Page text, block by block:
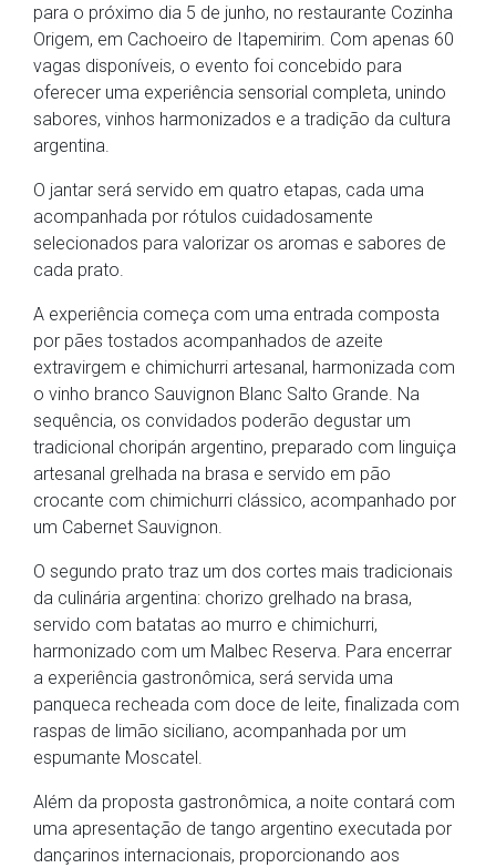
para o próximo dia 5 de junho, no restaurante Cozinha
Origem, em Cachoeiro de Itapemirim. Com apenas 60
vagas disponíveis, o evento foi concebido para
oferecer uma experiência sensorial completa, unindo
sabores, vinhos harmonizados e a tradição da cultura
argentina.
O jantar será servido em quatro etapas, cada uma
acompanhada por rótulos cuidadosamente
selecionados para valorizar os aromas e sabores de
cada prato.
A experiência começa com uma entrada composta
por pães tostados acompanhados de azeite
extravirgem e chimichurri artesanal, harmonizada com
o vinho branco Sauvignon Blanc Salto Grande. Na
sequência, os convidados poderão degustar um
tradicional choripán argentino, preparado com linguiça
artesanal grelhada na brasa e servido em pão
crocante com chimichurri clássico, acompanhado por
um Cabernet Sauvignon.
O segundo prato traz um dos cortes mais tradicionais
da culinária argentina: chorizo grelhado na brasa,
servido com batatas ao murro e chimichurri,
harmonizado com um Malbec Reserva. Para encerrar
a experiência gastronômica, será servida uma
panqueca recheada com doce de leite, finalizada com
raspas de limão siciliano, acompanhada por um
espumante Moscatel.
Além da proposta gastronômica, a noite contará com
uma apresentação de tango argentino executada por
dançarinos internacionais, proporcionando aos